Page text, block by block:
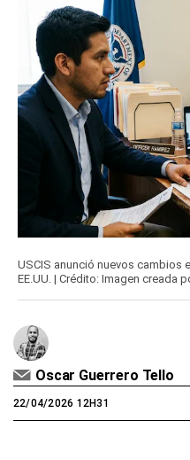
USCIS anunció nuevos cambios
EE.UU. | Crédito: Imagen creada
Oscar Guerrero Tello
22/04/2026 12H31